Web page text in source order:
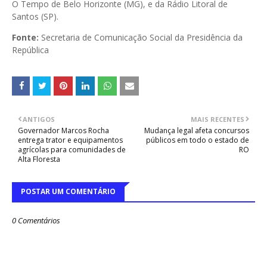
O Tempo de Belo Horizonte (MG), e da Rádio Litoral de
Santos (SP).
Fonte: Secretaria de Comunicação Social da Presidência da
República
MAIS RECENTES
Mudança legal afeta concursos
públicos em todo o estado de
RO
ANTIGOS
Governador Marcos Rocha
entrega trator e equipamentos
agrícolas para comunidades de
Alta Floresta
POSTAR UM COMENTÁRIO
0 Comentários